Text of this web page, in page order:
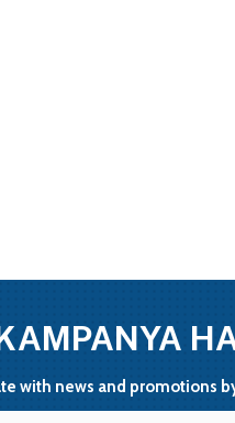
with news and promotions